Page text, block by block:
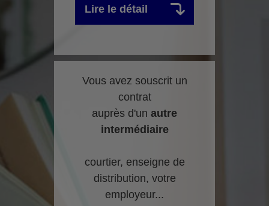
Lire le détail
Vous avez souscrit un
contrat
auprès d'un autre
intermédiaire
courtier, enseigne de
distribution, votre
employeur...